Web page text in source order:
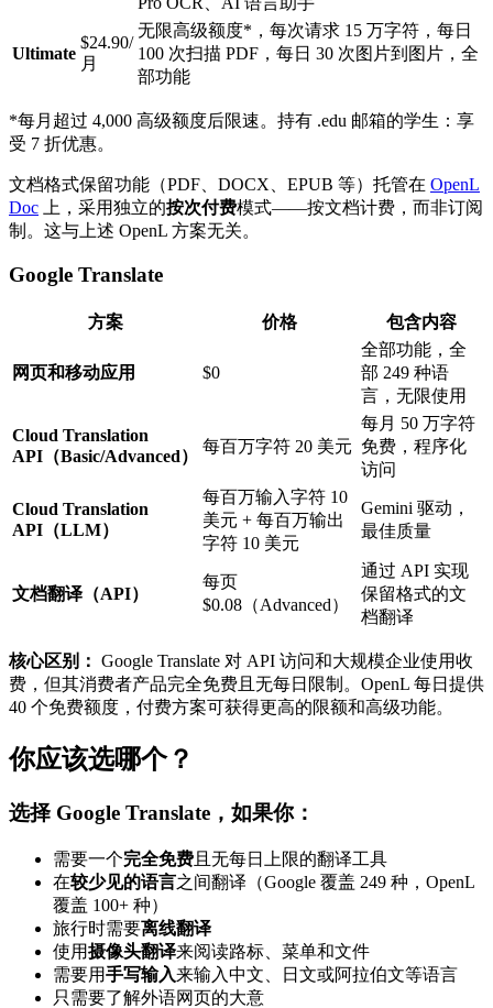
Ultimate
$24.90/
月
无限高级额度*，每次请求 15 万字符，每日
100 次扫描 PDF，每日 30 次图片到图片，全
部功能
*每月超过 4,000 高级额度后限速。持有 .edu 邮箱的学生：享
受 7 折优惠。
文档格式保留功能（PDF、DOCX、EPUB 等）托管在 OpenL
Doc 上，采用独立的按次付费模式——按文档计费，而非订阅
制。这与上述 OpenL 方案无关。
Google Translate
方案 价格 包含内容
网页和移动应用 $0
全部功能，全
部 249 种语
言，无限使用
Cloud Translation
API（Basic/Advanced）
每百万字符 20 美元
每月 50 万字符
免费，程序化
访问
Cloud Translation
API（LLM）
每百万输入字符 10
美元 + 每百万输出
字符 10 美元
Gemini 驱动，
最佳质量
文档翻译（API）
每页
$0.08（Advanced）
通过 API 实现
保留格式的文
档翻译
核心区别： Google Translate 对 API 访问和大规模企业使用收
费，但其消费者产品完全免费且无每日限制。OpenL 每日提供
40 个免费额度，付费方案可获得更高的限额和高级功能。
你应该选哪个？
选择 Google Translate，如果你：
需要一个完全免费 且无每日上限的翻译工具
在较少见的语言之间翻译（Google 覆盖 249 种，OpenL
覆盖 100+ 种）
旅行时需要离线翻译
使用摄像头翻译来阅读路标、菜单和文件
需要用手写输入来输入中文、日文或阿拉伯文等语言
只需要了解外语网页的大意